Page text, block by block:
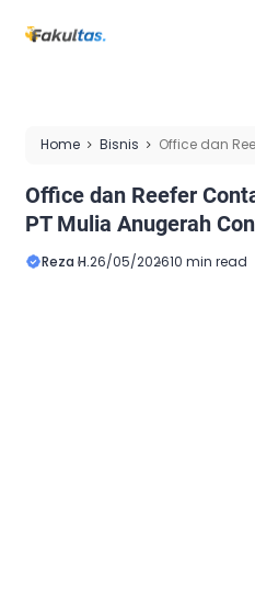
Home Bisnis
Office dan
Office dan Reefer
PT Mulia Anugerah
Reza H.26/05/202610 min read